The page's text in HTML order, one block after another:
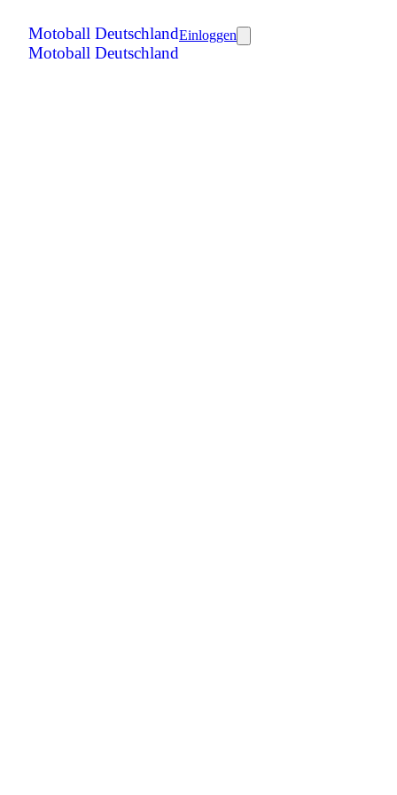
Motoball Deutschland
Motoball Deutschland
Einloggen